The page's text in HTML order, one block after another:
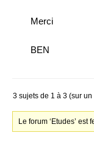
Merci
BEN
3 sujets de 1 à 3 (sur
Le forum ‘Etudes’